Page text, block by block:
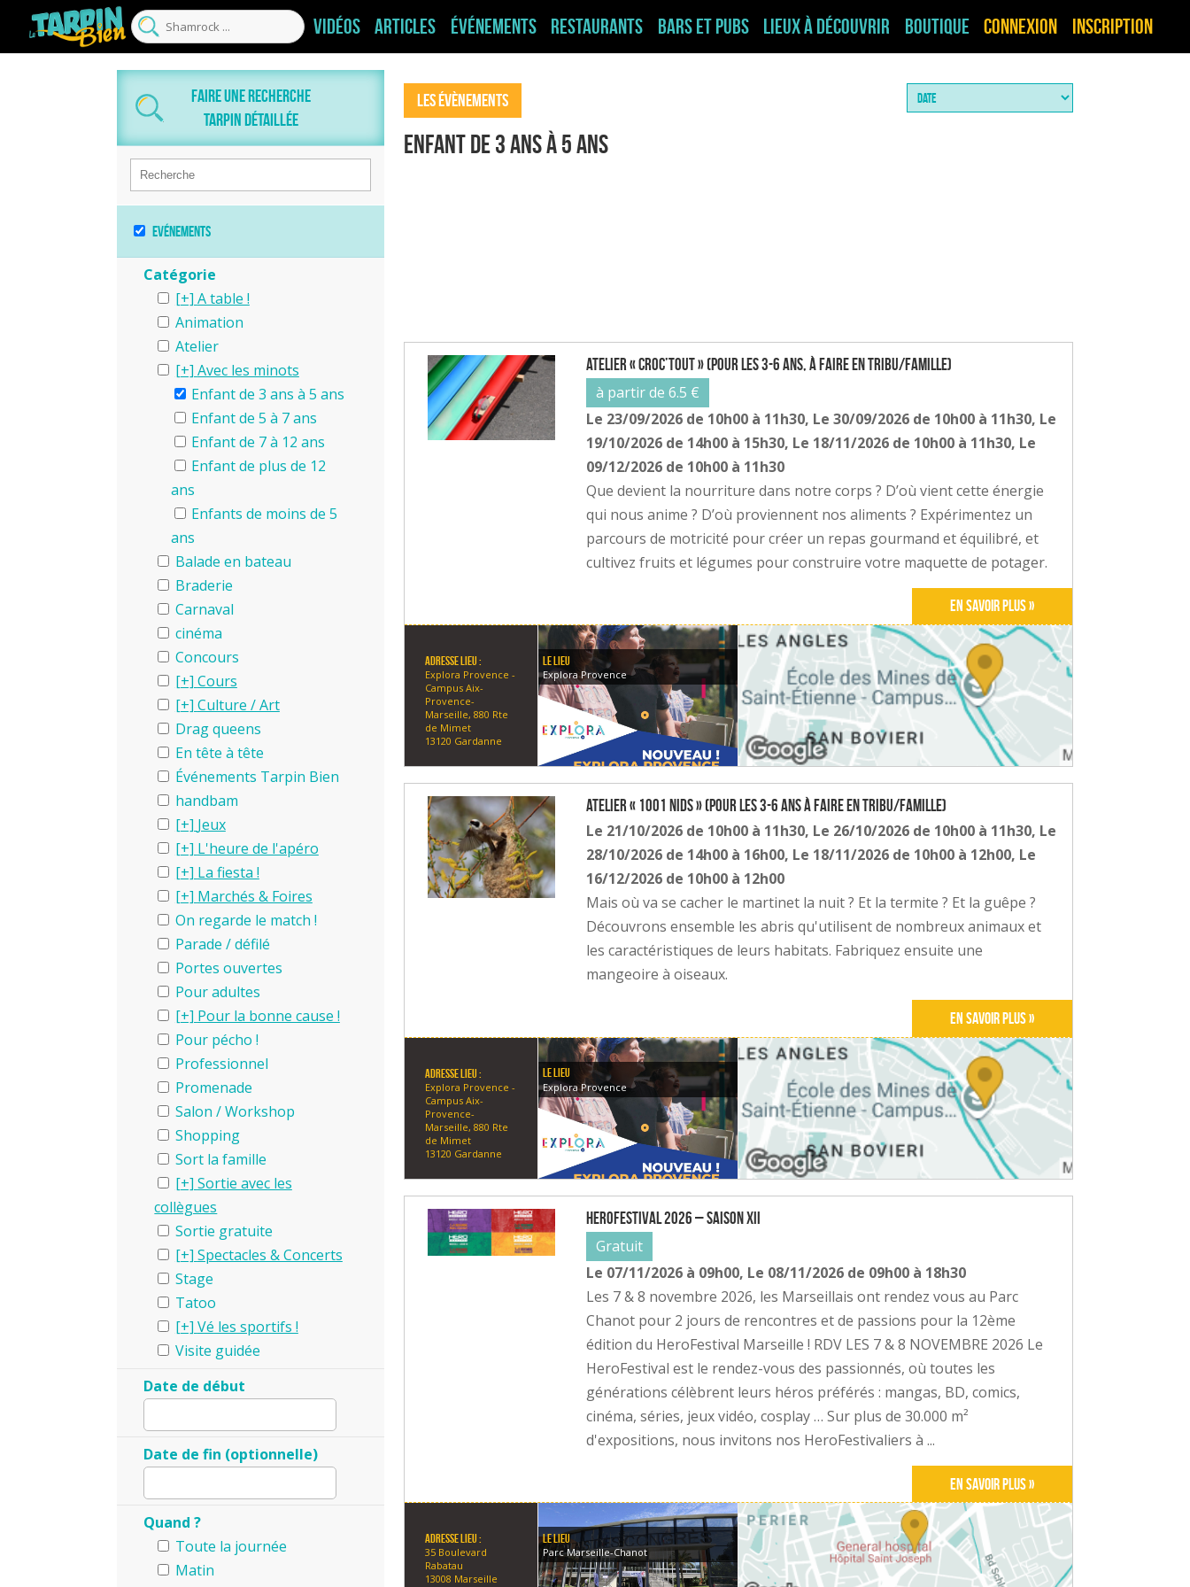
Vidéos Articles Événements Restaurants Bars et pubs Lieux à découvrir Boutique Connexion Inscription
Faire une recherche
tarpin détaillée
Evénements
Catégorie
A table !
Animation
Atelier
Avec les minots
Enfant de 3 ans à 5 ans
Enfant de 5 à 7 ans
Enfant de 7 à 12 ans
Enfant de plus de 12
ans
Enfants de moins de 5
ans
Balade en bateau
Braderie
Carnaval
cinéma
Concours
Cours
Culture / Art
Drag queens
En tête à tête
Événements Tarpin Bien
handbam
Jeux
L'heure de l'apéro
La fiesta !
Marchés & Foires
On regarde le match !
Parade / défilé
Portes ouvertes
Pour adultes
Pour la bonne cause !
Pour pécho !
Professionnel
Promenade
Salon / Workshop
Shopping
Sort la famille
Sortie avec les
collègues
Sortie gratuite
Spectacles & Concerts
Stage
Tatoo
Vé les sportifs !
Visite guidée
Date de début
Date de fin (optionnelle)
Quand ?
Toute la journée
Matin
Les évènements
Enfant de 3 ans à 5 ans
Atelier « Croc’tout » (pour les 3-6 ans, à faire en tribu/famille)
à partir de 6.5 €
Le 23/09/2026 de 10h00 à 11h30, Le 30/09/2026 de 10h00 à 11h30, Le
19/10/2026 de 14h00 à 15h30, Le 18/11/2026 de 10h00 à 11h30, Le
09/12/2026 de 10h00 à 11h30
Que devient la nourriture dans notre corps ? D’où vient cette énergie
qui nous anime ? D’où proviennent nos aliments ? Expérimentez un
parcours de motricité pour créer un repas gourmand et équilibré, et
cultivez fruits et légumes pour construire votre maquette de potager.
En savoir plus »
Adresse lieu :
Explora Provence -
Campus Aix-
Provence-
Marseille, 880 Rte
de Mimet
13120 Gardanne
Le lieu
Explora Provence
Atelier « 1001 nids » (pour les 3-6 ans à faire en tribu/famille)
Le 21/10/2026 de 10h00 à 11h30, Le 26/10/2026 de 10h00 à 11h30, Le
28/10/2026 de 14h00 à 16h00, Le 18/11/2026 de 10h00 à 12h00, Le
16/12/2026 de 10h00 à 12h00
Mais où va se cacher le martinet la nuit ? Et la termite ? Et la guêpe ?
Découvrons ensemble les abris qu'utilisent de nombreux animaux et
les caractéristiques de leurs habitats. Fabriquez ensuite une
mangeoire à oiseaux.
En savoir plus »
Adresse lieu :
Explora Provence -
Campus Aix-
Provence-
Marseille, 880 Rte
de Mimet
13120 Gardanne
Le lieu
Explora Provence
HeroFestival 2026 – Saison XII
Gratuit
Le 07/11/2026 à 09h00, Le 08/11/2026 de 09h00 à 18h30
Les 7 & 8 novembre 2026, les Marseillais ont rendez vous au Parc
Chanot pour 2 jours de rencontres et de passions pour la 12ème
édition du HeroFestival Marseille ! RDV LES 7 & 8 NOVEMBRE 2026 Le
HeroFestival est le rendez-vous des passionnés, où toutes les
générations célèbrent leurs héros préférés : mangas, BD, comics,
cinéma, séries, jeux vidéo, cosplay … Sur plus de 30.000 m²
d'expositions, nous invitons nos HeroFestivaliers à ...
En savoir plus »
Adresse lieu :
35 Boulevard
Rabatau
13008 Marseille
Le lieu
Parc Marseille-Chanot